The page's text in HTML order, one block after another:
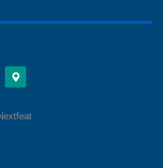
by Nextfeat